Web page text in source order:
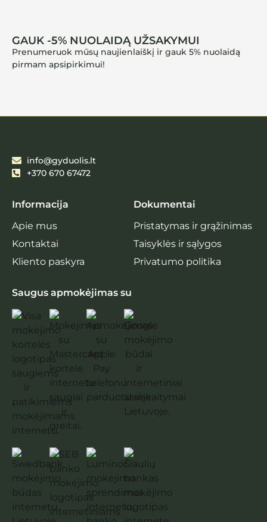
GAUK -5% NUOLAIDĄ UŽSAKYMUI
Prenumeruok mūsų naujienlaiškį ir gauk 5% nuolaidą
pirmam apsipirkimui!
info@gyduolis.lt
+370 670 67472
Informacija
Apie mus
Kontaktai
Kliento paskyra
Dokumentai
Pristatymas ir grąžinimas
Taisyklės ir sąlygos
Privatumo politika
Saugus apmokėjimas su